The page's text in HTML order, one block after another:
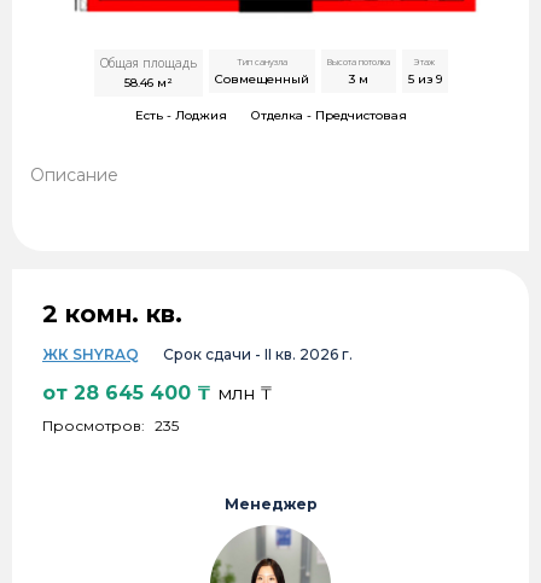
Общая площадь
58.46м²
Тип санузла
Совмещенный
Высота потолка
3м
Этаж
5 из 9
Есть - Лоджия Отделка - Предчистовая
Описание
2 комн. кв.
ЖК SHYRAQ Срок сдачи - II кв. 2026 г.
от 28 645 400 ₸ млн ₸
Просмотров: 235
Менеджер